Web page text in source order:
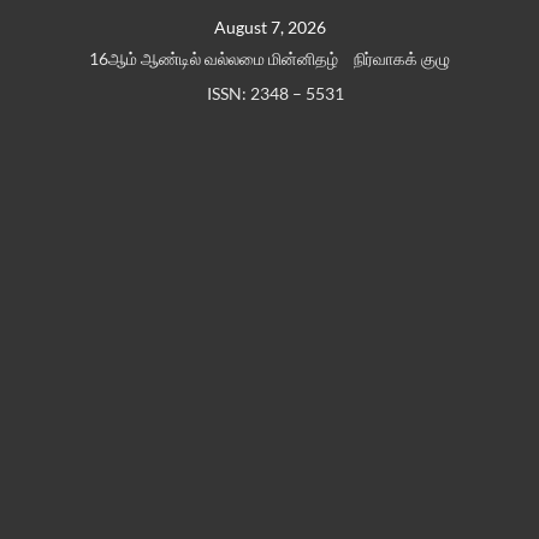
August 7, 2026
16ஆம் ஆண்டில் வல்லமை மின்னிதழ்
நிர்வாகக் குழு
ISSN: 2348 – 5531